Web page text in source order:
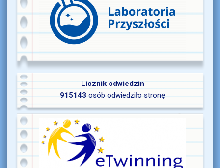
Licznik odwiedzin
915143 osób odwiedziło stronę